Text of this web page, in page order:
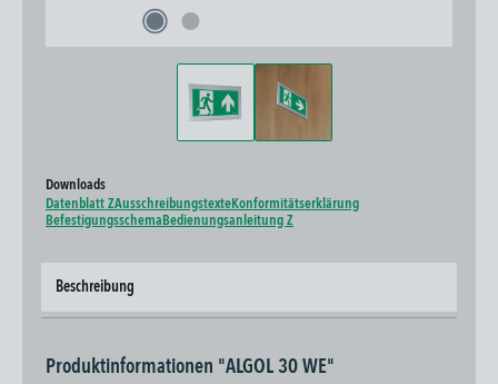
Downloads
Datenblatt ZAusschreibungstexteKonformitätserklärung
Befestigungsschema Bedienungsanleitung Z
Beschreibung
Produktinformationen "ALGOL 30 WE"